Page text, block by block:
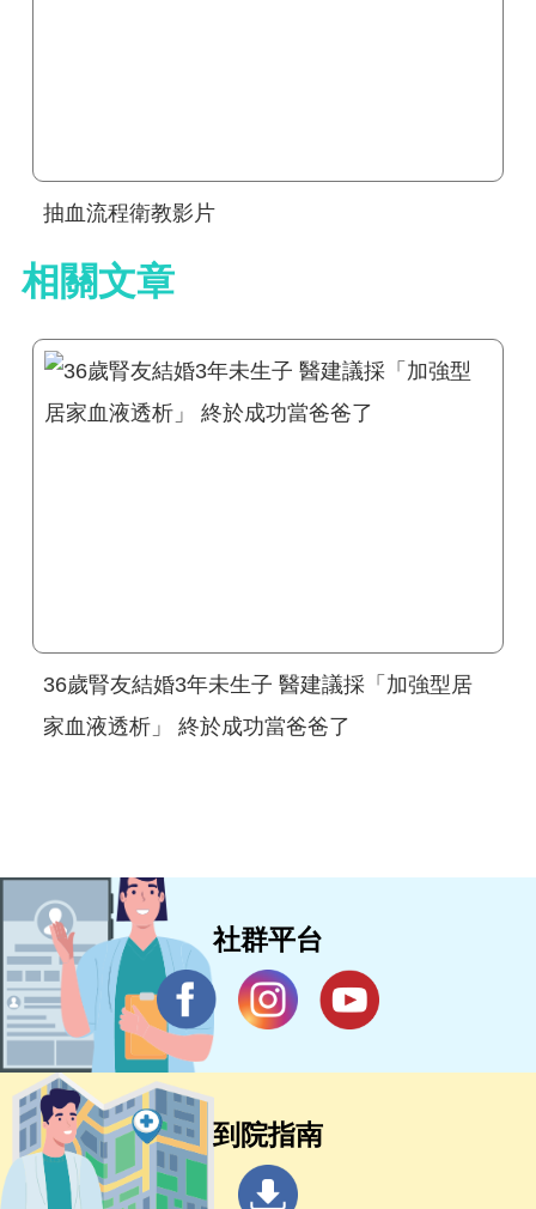
抽血流程衛教影片
相關文章
36歲腎友結婚3年未生子 醫建議採「加強型居
家血液透析」 終於成功當爸爸了
社群平台
到院指南